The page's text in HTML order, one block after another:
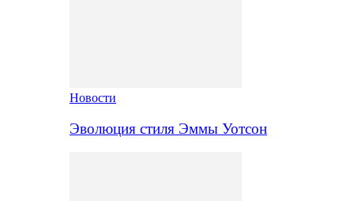
Новости
Эволюция стиля Эммы Уотсон